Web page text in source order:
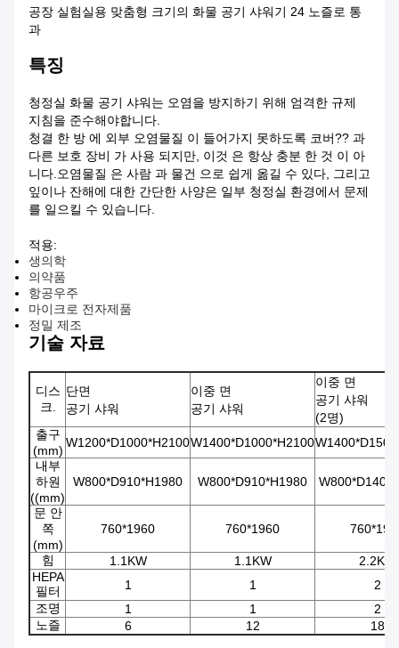
공장 실험실용 맞춤형 크기의 화물 공기 샤워기 24 노즐로 통
과
특징
청정실 화물 공기 샤워는 오염을 방지하기 위해 엄격한 규제
지침을 준수해야합니다.
청결 한 방 에 외부 오염물질 이 들어가지 못하도록 코버?? 과
다른 보호 장비 가 사용 되지만, 이것 은 항상 충분 한 것 이 아
니다.오염물질 은 사람 과 물건 으로 쉽게 옮길 수 있다, 그리고
잎이나 잔해에 대한 간단한 사양은 일부 청정실 환경에서 문제
를 일으킬 수 있습니다.
적용:
생의학
의약품
항공우주
마이크로 전자제품
정밀 제조
기술 자료
디스
크.
단면
공기 샤워
이중 면
공기 샤워
이중 면
공기 샤워
(2명)
출구
(mm)
W1200*D1000*H2100W1400*D1000*H2100
내부
하원
((mm)
W800*D910*H1980 W800*D910*H1980
문 안
쪽
(mm)
760*1960 760*1960
힘 1.1KW 1.1KW
2.2KW
HEPA
필터
1 1
2
조명
1 1
2
노즐
6 12 18